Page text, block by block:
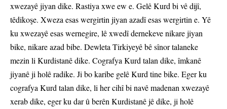
xwezayê jiyan dike. Rastiya xwe ew e. Gelê Kurd bi vê dijî,
têdikoşe. Xweza esas wergirtin jiyan azadî esas wergirtin e. Yê
ku xwezayê esas wernegire, lê xwedî dernekeve nikare jiyan
bike, nikare azad bibe. Dewleta Tirkiyeyê bê sînor talaneke
mezin li Kurdistanê dike. Cografya Kurd talan dike, îmkanê
jiyanê ji holê radike. Ji bo karibe gelê Kurd tine bike. Eger ku
cografya Kurd talan dike, li her cihî bi navê madenan xwezayê
xerab dike, eger ku dar û berên Kurdistanê jê dike, ji holê